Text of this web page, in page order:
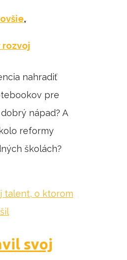
,
rozvoj
nahradiť
pre
nápad? A
reformy
školách?
svoj